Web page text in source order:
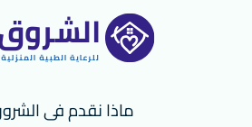
ماذا نقدم فى